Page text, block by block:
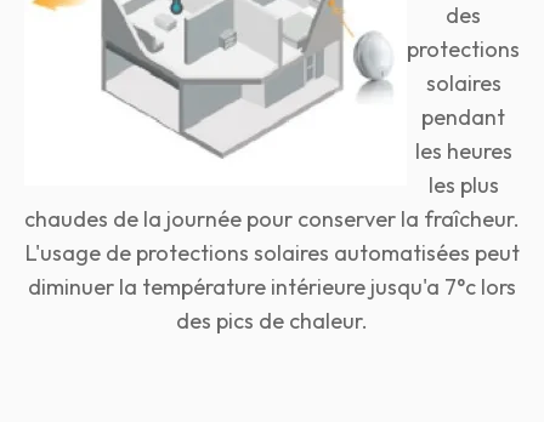
des
protections
solaires
pendant
les heures
les plus
chaudes de la journée pour conserver la fraîcheur.
L'usage de protections solaires automatisées peut
diminuer la température intérieure jusqu'a 7°c lors
des pics de chaleur.